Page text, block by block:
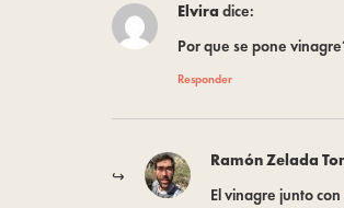
Elvira dice:
Por que se pone
Responder
Ramón Zelada
El vinagre junto